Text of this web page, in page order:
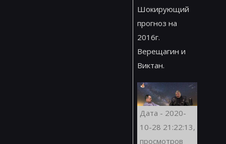
Шокирующий
прогноз на
2016г.
Верещагин и
Виктан.
Дата - 2020-
10-28 21:22:13,
просмотров